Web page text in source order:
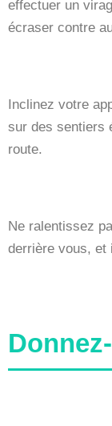
effectuer un
écraser contre
Inclinez votre
sur des sentiers
route.
Ne ralentissez
derrière vous, et